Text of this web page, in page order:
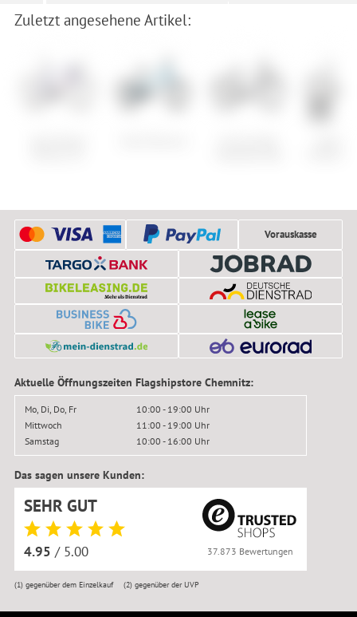
Zuletzt angesehene Artikel:
Vorauskasse
Aktuelle Öffnungszeiten Flagshipstore Chemnitz:
Mo, Di, Do, Fr
10:00 - 19:00 Uhr
Mittwoch
11:00 - 19:00 Uhr
Samstag
10:00 - 16:00 Uhr
Das sagen unsere Kunden:
SEHR GUT
4.95 / 5.00 37.873 Bewertungen
(1)gegenüber dem Einzelkauf (2) gegenüber der UVP